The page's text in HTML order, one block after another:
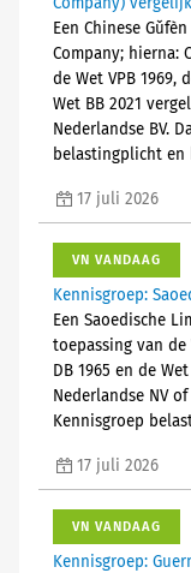
Een Chinese
Company; hierna:
de Wet VPB 1969,
Wet BB 2021
Nederlandse BV.
belastingplicht en
17 juli 2026
VN VANDAAG
Kennisgroep:
Een Saoedische
toepassing van de
DB 1965 en de
Nederlandse NV
Kennisgroep
17 juli 2026
VN VANDAAG
Kennisgroep: